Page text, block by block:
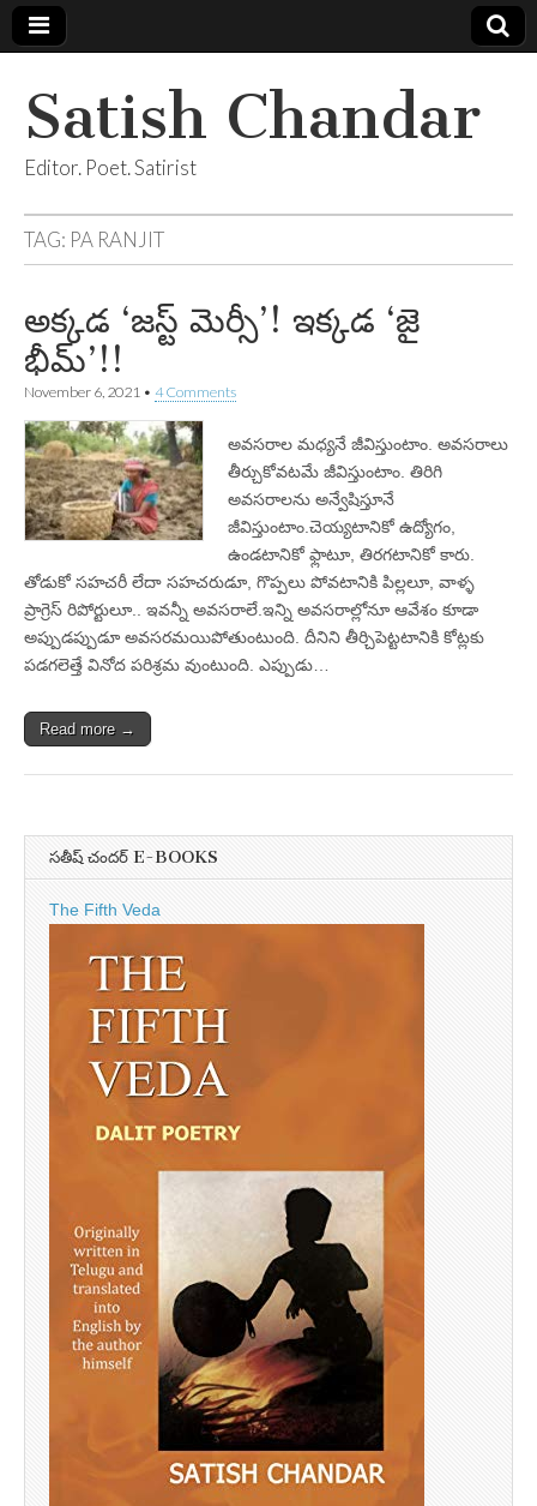
Satish Chandar
Editor. Poet. Satirist
TAG: PA RANJIT
అక్కడ ‘జస్ట్‌ మెర్సీ’! ఇక్కడ ‘జై
భీమ్’!!
November 6, 2021 • 4 Comments
అవసరాల మధ్యనే జీవిస్తుంటాం. అవసరాలు
తీర్చుకోవటమే జీవిస్తుంటాం. తిరిగి
అవసరాలను అన్వేషిస్తూనే
జీవిస్తుంటాం.చెయ్యటానికో ఉద్యోగం,
ఉండటానికో ఫ్లాటూ, తిరగటానికో కారు.
తోడుకో సహచరీ లేదా సహచరుడూ, గొప్పలు పోవటానికి పిల్లలూ, వాళ్ళ
ప్రాగ్రెస్‌ రిపోర్టులూ.. ఇవన్నీ అవసరాలే.ఇన్ని అవసరాల్లోనూ ఆవేశం కూడా
అప్పుడప్పుడూ అవసరమయిపోతుంటుంది. దీనిని తీర్చిపెట్టటానికి కోట్లకు
పడగలెత్తే వినోద పరిశ్రమ వుంటుంది. ఎప్పుడు…
Read more →
సతీష్ చందర్ E-BOOKS
The Fifth Veda